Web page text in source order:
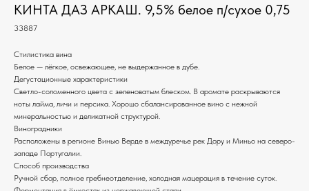
КИНТА ДАЗ АРКАШ. 9,5% белое п/сухое 0,75
33887
Стилистика вина
Белое — лёгкое, освежающее, не выдержанное в дубе.
Дегустационные характеристики
Светло-соломенного цвета с зеленоватым блеском. В аромате раскрываются
ноты лайма, личи и персика. Хорошо сбалансированное вино с нежной
минеральностью и деликатной структурой.
Виноградники
Расположены в регионе Винью Верде в междуречье рек Дору и Миньо на северо-
западе Португалии.
Способ производства
Ручной сбор, полное гребнеотделение, холодная мацерация в течение суток.